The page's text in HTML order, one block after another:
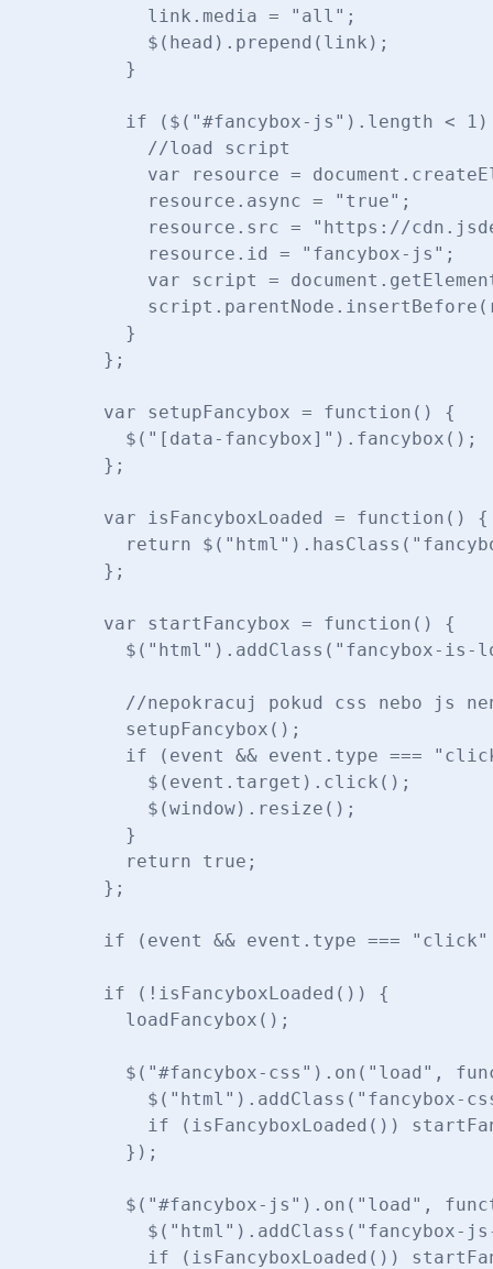
        link.media = "all";
        $(head).prepend(link);
      }
if ($("#fancybox-js").length < 1)
        //load script
var resource =
        resource.async = "true";
resource.src = "https://
        resource.id = "fancybox-js";
var script =
      }
    };
    var setupFancybox = function() {
      $("[data-fancybox]").fancybox();
    };
    var isFancyboxLoaded = function() {
return
    };
    var startFancybox = function() {
$("html").addClass("fancybox-is-
//nepokracuj pokud css nebo js
      setupFancybox();
if (event && event.type ===
        $(event.target).click();
        $(window).resize();
      }
      return true;
    };
if (event && event.type ===
    if (!isFancyboxLoaded()) {
      loadFancybox();
$("#fancybox-css").on("load",
$("html").addClass("fancybox-
if (isFancyboxLoaded())
      });
$("#fancybox-js").on("load",
$("html").addClass("fancybox-
if (isFancyboxLoaded())